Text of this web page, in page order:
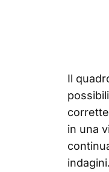
Il
in una
indagini.